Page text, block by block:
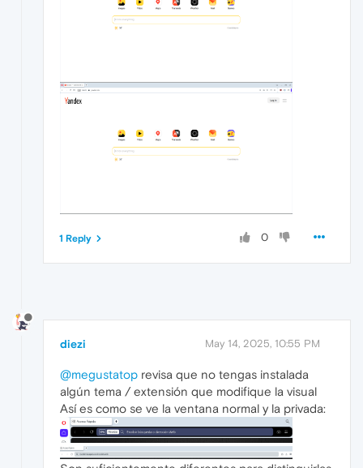
0
1 Reply
diezi May 14, 2025, 10:55 PM
@megustatop revisa que no tengas instalada
algún tema / extensión que modifique la visual
Así es como se ve la ventana normal y la privada: